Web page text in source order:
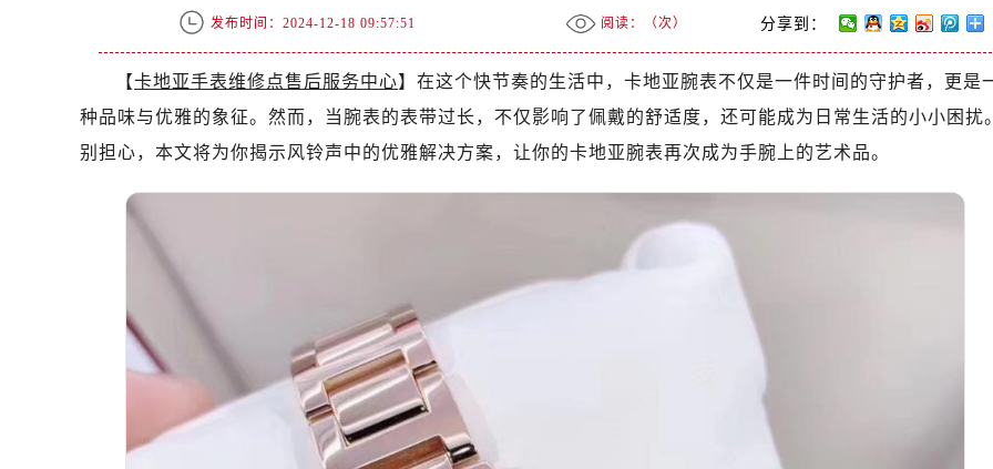
发布时间：2024-12-18 09:57:51 阅读：（次） 分享到：
【卡地亚手表维修点售后服务中心】在这个快节奏的生活中，卡地亚腕表不仅是一件时间的守护者，更是
种品味与优雅的象征。然而，当腕表的表带过长，不仅影响了佩戴的舒适度，还可能成为日常生活的小小困扰。
别担心，本文将为你揭示风铃声中的优雅解决方案，让你的卡地亚腕表再次成为手腕上的艺术品。